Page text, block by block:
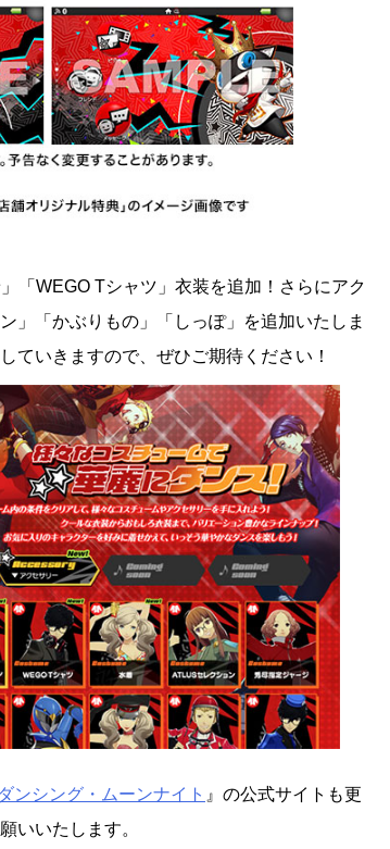
「WEGO Tシャツ」衣装を追加！さらにアク
」「かぶりもの」「しっぽ」を追加いたしま
ていきますので、ぜひご期待ください！
ンシング・ムーンナイト 』の公式サイトも更
いいたします。